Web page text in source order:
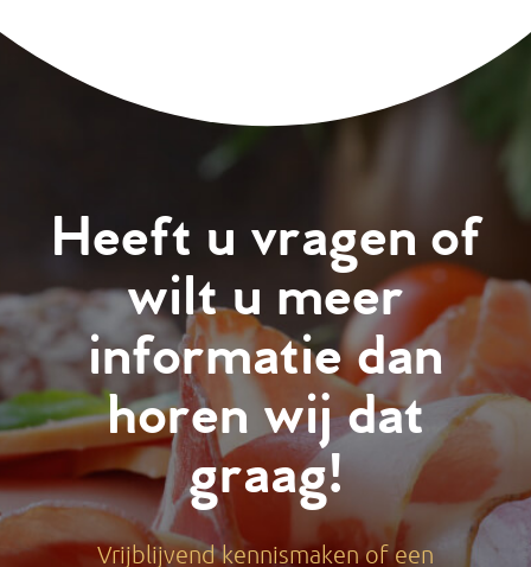
Heeft u vragen of
wilt u meer
informatie dan
horen wij dat
graag!
Vrijblijvend kennismaken of een